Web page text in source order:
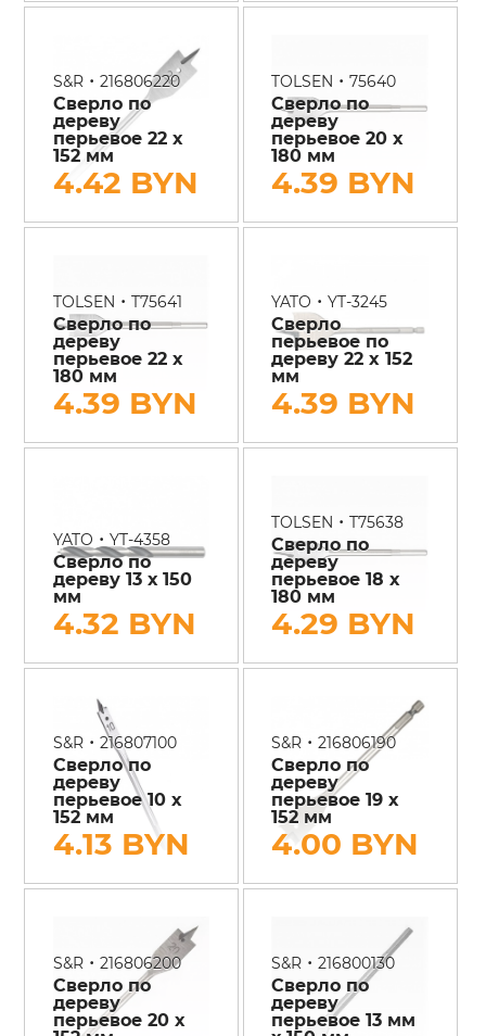
S&R• 216806220
Сверло по
дереву
перьевое 22 х
152 мм
4.42 BYN
TOLSEN •75640
Сверло по
дереву
перьевое 20 х
180 мм
4.39 BYN
TOLSEN • T75641
Сверло по
дереву
перьевое 22 х
180 мм
4.39 BYN
YATO •YT-3245
Сверло
перьевое по
дереву 22 x 152
мм
4.39 BYN
YATO • YT-4358
Сверло по
дереву 13 х 150
мм
4.32 BYN
TOLSEN •T75638
Сверло по
дереву
перьевое 18 х
180 мм
4.29 BYN
S&R• 216807100
Сверло по
дереву
перьевое 10 х
152 мм
4.13 BYN
S&R •216806190
Сверло по
дереву
перьевое 19 х
152 мм
4.00 BYN
S&R• 216806200
Сверло по
дереву
перьевое 20 х
S&R •216800130
Сверло по
дереву
перьевое 13 мм